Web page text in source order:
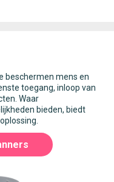
beschermen mens en
toegang, inloop van
Waar
bieden, biedt